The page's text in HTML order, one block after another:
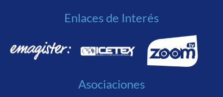
Enlaces de Interés
Asociaciones